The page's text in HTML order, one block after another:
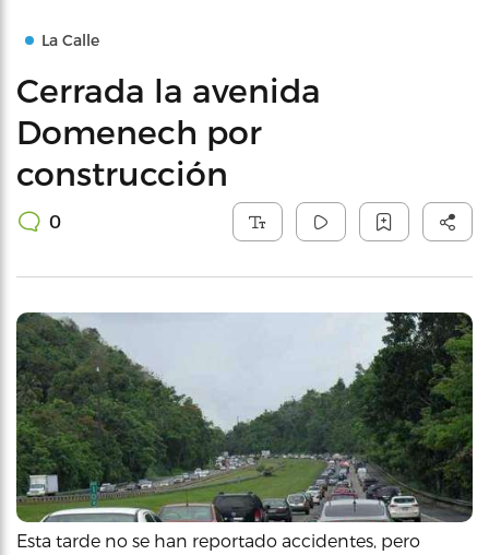
La Calle
Cerrada la avenida
Domenech por
construcción
0
Esta tarde no se han reportado accidentes, pero